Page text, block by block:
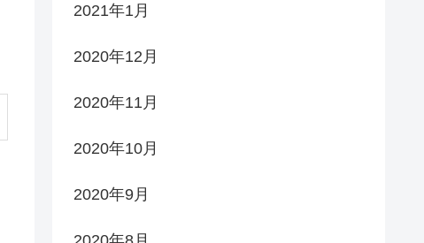
2021年1月
2020年12月
2020年11月
2020年10月
2020年9月